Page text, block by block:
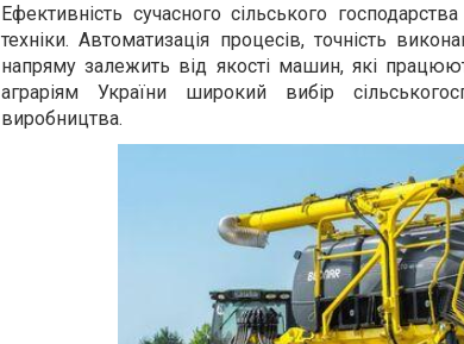
Ефективність сучасного сільського
техніки. Автоматизація процесів, точність
напряму залежить від якості машин, які
аграріям України широкий вибір
виробництва.